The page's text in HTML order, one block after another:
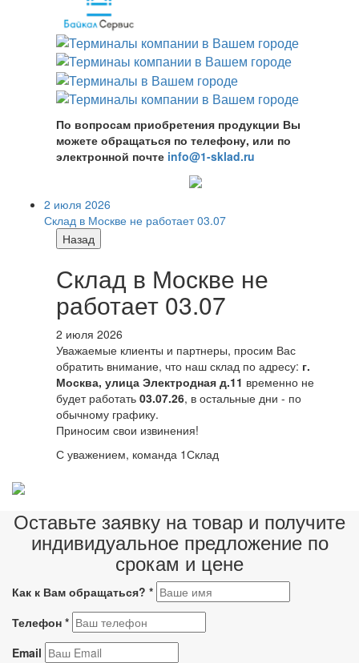
По вопросам приобретения продукции Вы
можете обращаться по телефону, или по
электронной почте info@1-sklad.ru
2 июля 2026
Склад в Москве не работает 03.07
Назад
Склад в Москве не
работает 03.07
2 июля 2026
Уважаемые клиенты и партнеры, просим Вас
обратить внимание, что наш склад по адресу: г.
Москва, улица Электродная д.11 временно не
будет работать 03.07.26, в остальные дни - по
обычному графику.
Приносим свои извинения!
С уважением, команда 1Склад
Оставьте заявку на товар и получите
индивидуальное предложение по
срокам и цене
Как к Вам обращаться? *
Телефон *
Email